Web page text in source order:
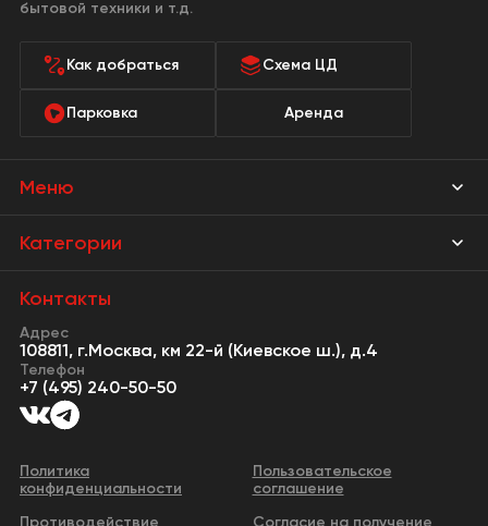
бытовой техники и т.д.
Меню
Магазины
Новости
События
Сервисы
Видео
Категории
Мебель Park
Предметы интерьера
Освещение
Кухонная мебель
Двери
Контакты
Адрес
108811, г.Москва, км 22-й (Киевское ш.), д.4
Телефон
+7 (495) 240-50-50
Как добраться Схема ЦД
Парковка Аренда
Политика
конфиденциальности
Пользовательское
соглашение